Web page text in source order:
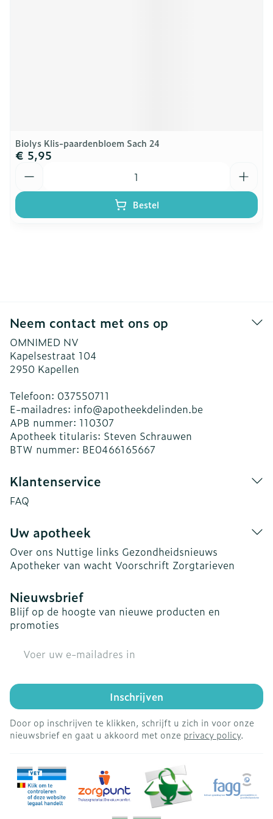
Biolys Klis-paardenbloem Sach 24
€ 5,95
Bestel
Neem contact met ons op
OMNIMED NV
Kapelsestraat 104
2950 Kapellen
Telefoon: 037550711
E-mailadres: info@apotheekdelinden.be
APB nummer: 110307
Apotheek titularis: Steven Schrauwen
BTW nummer: BE0466165667
Klantenservice
FAQ
Uw apotheek
Over ons Nuttige links Gezondheidsnieuws
Apotheker van wacht Voorschrift Zorgtarieven
Nieuwsbrief
Blijf op de hoogte van nieuwe producten en
promoties
Inschrijven
Door op inschrijven te klikken, schrijft u zich in voor onze
nieuwsbrief en gaat u akkoord met onze privacy policy.